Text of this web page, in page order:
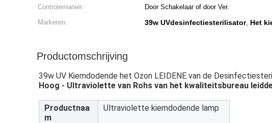
Controlemanier:
Door Schakelaar of door Ver.
Markeren:
39w UVdesinfectiesterilisator, Het
Productomschrijving
39w UV Kiemdodende het Ozon LEIDENE van de
Hoog - Ultraviolette van Rohs van het kwaliteitsbureau
Productnaa
m
Ultraviolette kiemdodende lamp